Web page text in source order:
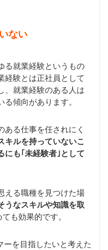
ない
る就業経験というもの
経験とは正社員として
、就業経験のある人は
傾向があります。
ある仕事を任されにく
キルを持っていないこ
にも｢未経験者｣として
える職種を見つけた場
うなスキルや知識を取
も効果的です。
ーを目指したいと考えた